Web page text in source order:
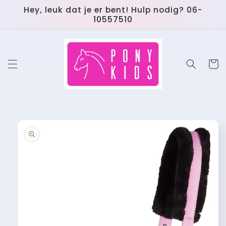
naar de
Hey, leuk dat je er bent! Hulp nodig? 06-
10557510